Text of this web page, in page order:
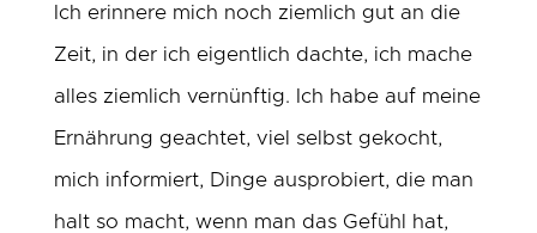
Ich erinnere mich noch ziemlich gut an die
Zeit, in der ich eigentlich dachte, ich mache
alles ziemlich vernünftig. Ich habe auf meine
Ernährung geachtet, viel selbst gekocht,
mich informiert, Dinge ausprobiert, die man
halt so macht, wenn man das Gefühl hat,